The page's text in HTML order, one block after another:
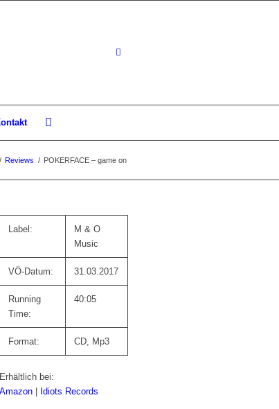
/ Reviews / POKERFACE – game on
Label:
M & O
Music
VÖ-Datum: 31.03.2017
Running
Time:
40:05
Format: CD, Mp3
Erhältlich bei:
Amazon
Idiots Records